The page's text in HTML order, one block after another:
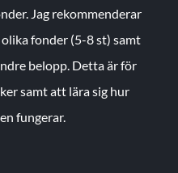
Jag rekommenderar
fonder (5-8 st) samt
belopp. Detta är för
samt att lära sig hur
fungerar.